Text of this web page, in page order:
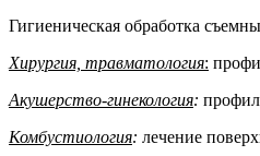
Гигиеническая обработка
Хирургия, травматология:
Акушерство-гинекология:
Комбустиология: лечение